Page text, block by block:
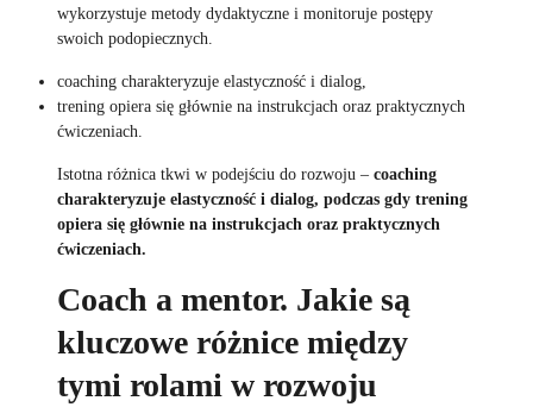
wykorzystuje metody dydaktyczne i monitoruje postępy
swoich podopiecznych.
coaching charakteryzuje elastyczność i dialog,
trening opiera się głównie na instrukcjach oraz praktycznych
ćwiczeniach.
Istotna różnica tkwi w podejściu do rozwoju – coaching
charakteryzuje elastyczność i dialog, podczas gdy trening
opiera się głównie na instrukcjach oraz praktycznych
ćwiczeniach.
Coach a mentor. Jakie są
kluczowe różnice między
tymi rolami w rozwoju